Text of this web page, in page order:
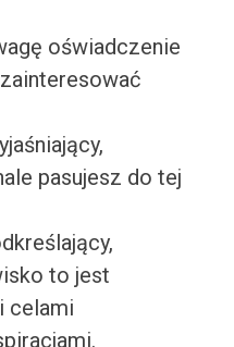
oświadczenie
pasujesz do tej
to jest
celami